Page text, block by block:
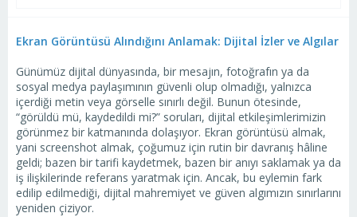
t
n
a
r
h
i
Ekran Görüntüsü Alındığını Anlamak: Dijital İzler ve Algılar
Günümüz dijital dünyasında, bir mesajın, fotoğrafın ya da
sosyal medya paylaşımının güvenli olup olmadığı, yalnızca
içerdiği metin veya görselle sınırlı değil. Bunun ötesinde,
“görüldü mü, kaydedildi mi?” soruları, dijital etkileşimlerimizin
görünmez bir katmanında dolaşıyor. Ekran görüntüsü almak,
yani screenshot almak, çoğumuz için rutin bir davranış hâline
geldi; bazen bir tarifi kaydetmek, bazen bir anıyı saklamak ya da
iş ilişkilerinde referans yaratmak için. Ancak, bu eylemin fark
edilip edilmediği, dijital mahremiyet ve güven algımızın sınırlarını
yeniden çiziyor.